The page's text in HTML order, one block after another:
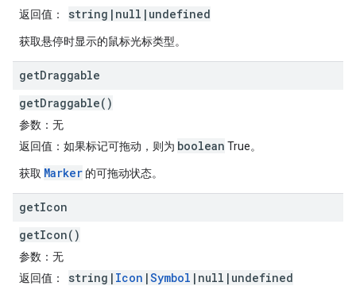
返回值 ： string|null|undefined
获取悬停时显示的鼠标光标类型。
getDraggable
getDraggable()
参数 ：无
返回值 ：如果标记可拖动，则为 boolean True。
获取 Marker 的可拖动状态。
getIcon
getIcon()
参数 ：无
返回值 ： string| Icon |Symbol |null|undefined